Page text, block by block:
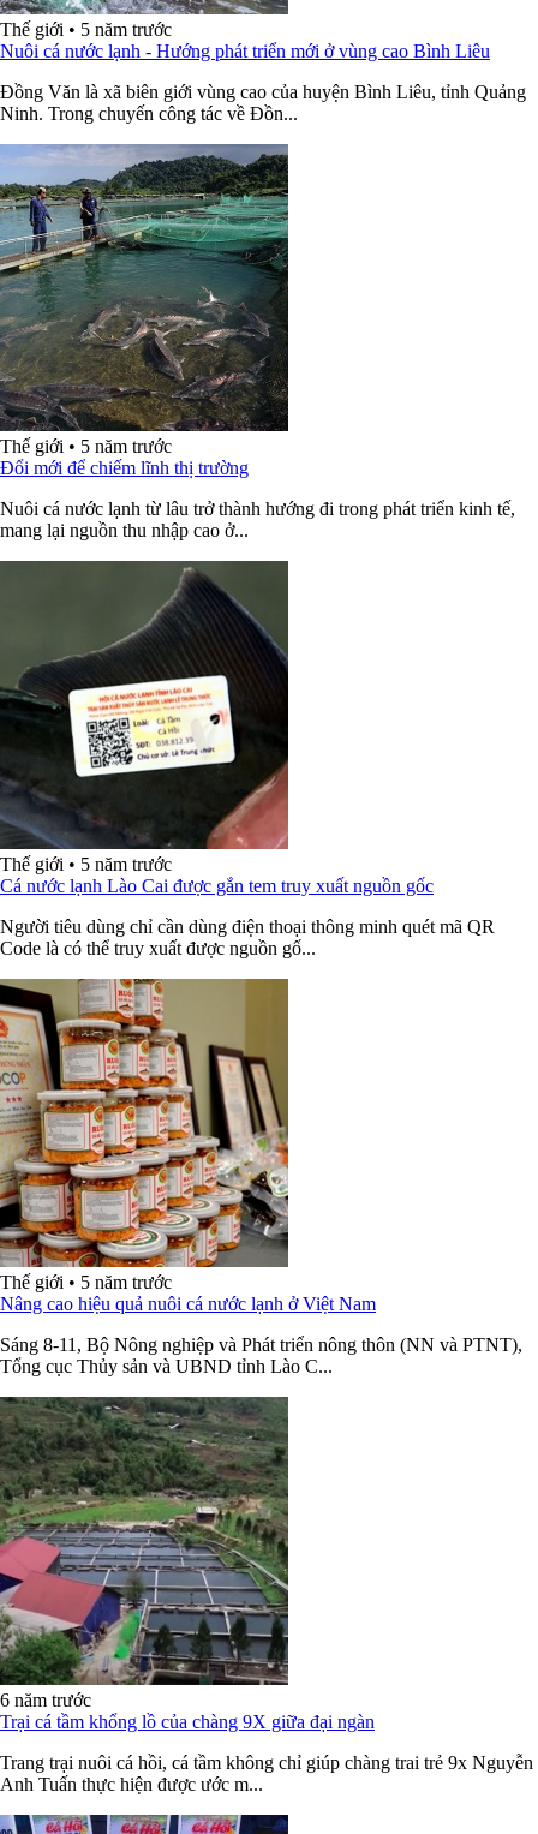
Thế giới • 5 năm trước
Nuôi cá nước lạnh - Hướng phát triển mới ở vùng cao Bình Liêu
Đồng Văn là xã biên giới vùng cao của huyện Bình Liêu, tỉnh Quảng
Ninh. Trong chuyến công tác về Đồn...
Thế giới • 5 năm trước
Đổi mới để chiếm lĩnh thị trường
Nuôi cá nước lạnh từ lâu trở thành hướng đi trong phát triển kinh tế,
mang lại nguồn thu nhập cao ở...
Thế giới • 5 năm trước
Cá nước lạnh Lào Cai được gắn tem truy xuất nguồn gốc
Người tiêu dùng chỉ cần dùng điện thoại thông minh quét mã QR
Code là có thể truy xuất được nguồn gố...
Thế giới • 5 năm trước
Nâng cao hiệu quả nuôi cá nước lạnh ở Việt Nam
Sáng 8-11, Bộ Nông nghiệp và Phát triển nông thôn (NN và PTNT),
Tổng cục Thủy sản và UBND tỉnh Lào C...
6 năm trước
Trại cá tầm khổng lồ của chàng 9X giữa đại ngàn
Trang trại nuôi cá hồi, cá tầm không chỉ giúp chàng trai trẻ 9x Nguyễn
Anh Tuấn thực hiện được ước m...